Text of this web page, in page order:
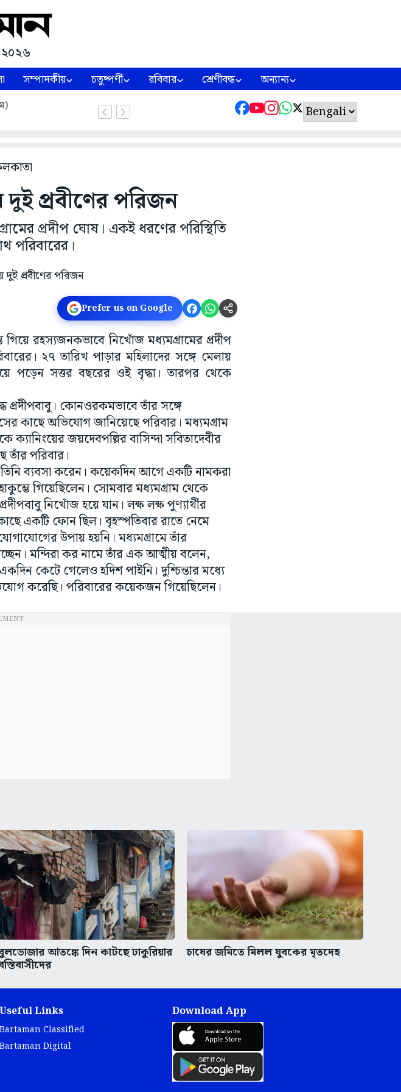
সম্পাদকীয় চতুষ্পর্ণী রবিবার শ্রেণীবদ্ধ অন্যান্য
দুই প্রবীণের পরিজন
প্রদীপ ঘোষ। একই ধরণের পরিস্থিতি
পরিবারের।
Prefer us on Google
গিয়ে রহস্যজনকভাবে নিখোঁজ মধ্যমগ্রামের প্রদীপ
২৭ তারিখ পাড়ার মহিলাদের সঙ্গে মেলায়
পড়েন সত্তর বছরের ওই বৃদ্ধা। তারপর থেকে
প্রদীপবাবু। কোনওরকমভাবে তাঁর সঙ্গে
কাছে অভিযোগ জানিয়েছে পরিবার। মধ্যমগ্রাম
জয়দেবপল্লির বাসিন্দা সবিতাদেবীর
তাঁর পরিবার।
ব্যবসা করেন। কয়েকদিন আগে একটি নামকরা
গিয়েছিলেন। সোমবার মধ্যমগ্রাম থেকে
নিখোঁজ হয়ে যান। লক্ষ লক্ষ পুণ্যার্থীর
একটি ফোন ছিল। বৃহস্পতিবার রাতে নেমে
উপায় হয়নি। মধ্যমগ্রামে তাঁর
মন্দিরা কর নামে তাঁর এক আত্মীয় বলেন,
কেটে গেলেও হদিশ পাইনি। দুশ্চিন্তার মধ্যে
করেছি। পরিবারের কয়েকজন গিয়েছিলেন।
আতঙ্কে দিন কাটছে ঢাকুরিয়ার চাষের জমিতে মিলল যুবকের মৃতদেহ
Useful Links
Bartaman Classified
Bartaman Digital
Download App